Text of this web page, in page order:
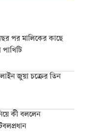
পর মালিকের কাছে
পাখিটি
জুয়া চক্রের তিন
কী বললেন